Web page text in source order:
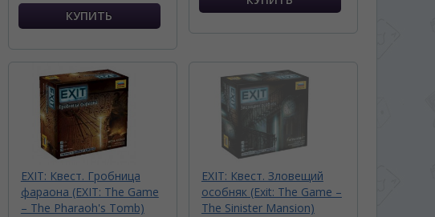
EXIT: Квест. Гробница
фараона (EXIT: The Game
– The Pharaoh's Tomb)
EXIT: Квест. Зловещий
особняк (Exit: The Game –
The Sinister Mansion)